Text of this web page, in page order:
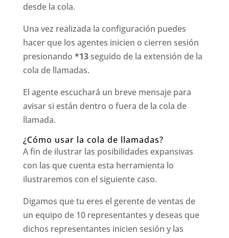
desde la cola.
Una vez realizada la configuración puedes
hacer que los agentes inicien o cierren sesión
presionando *13seguido de la extensión de la
cola de llamadas.
El agente escuchará un breve mensaje para
avisar si están dentro o fuera de la cola de
llamada.
¿Cómo usar la cola de llamadas?
A fin de ilustrar las posibilidades expansivas
con las que cuenta esta herramienta lo
ilustraremos con el siguiente caso.
Digamos que tu eres el gerente de ventas de
un equipo de 10 representantes y deseas que
dichos representantes inicien sesión y las